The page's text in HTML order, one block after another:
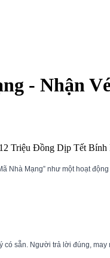
- Nhận
Triệu Đồng Dịp Tết Bính
Nhà Mạng” như một hoạt
sẵn. Người trả lời đúng,